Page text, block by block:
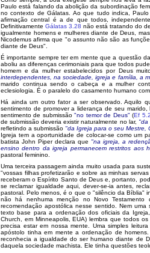
Paulo está falando da abolição da subordinação
no contexto de Gálatas. Ao que tudo indica,
afirmação central é a de que todos,
Definitivamente Gálatas 3.28 não está tratando do
igualmente homens e mulheres diante de Deus,
Nicodemus afirma que "o assunto não são as
diante de Deus".
É importante sempre ter em mente que a questão
aboliu as diferenças cerimoniais para que todos
homem e da mulher estabelecidos por Deus
interdependentes, na sociedade, igreja e família, a
marido continua sendo o cabeça e a mulher
eclesiologia. É o paralelo do casamento humano
Há ainda um outro fator a ser observado. Aquilo
sentimento de promover a liderança de seu
sentimento de submissão"no temor de Deus"(Ef
de submissão deveria existir naturalmente no lar, "da
refletindo a submissão "da Igreja para o seu Mestre,
Igreja tem a oportunidade de colocar-se como um
batista John Piper declara que "na igreja, a
ensino dentro da igreja permanecem restritos aos
pastoral feminino.
Uma terceira passagem ainda muito usada para
"vossas filhas profetizarão e sobre as minhas
receberam o Espírito Santo de Deus e, portanto,
se reclamar igualdade aqui, dever-se-ia antes,
pastoral. Pelo menos, é o que o "silêncio da Bíblia"
não há nenhuma menção no Novo
recomendação apostólica nesse sentido. Nem
texto base para a ordenação dos oficiais da
Church, em Minneapolis, EUA) lembra que todos
precisa estar em nossa mente. Uma simples
apóstolo tinha em mente a ordenação de
reconhecia a igualdade do ser humano diante de
daquela sociedade machista. Ele tinha questões